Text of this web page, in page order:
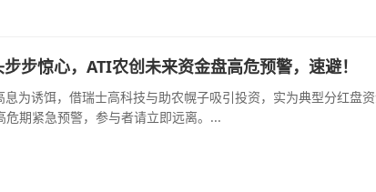
步惊心，ATI农创未来资金盘高危预警，速避！
为诱饵，借瑞士高科技与助农幌子吸引投资，实为典型分红盘
危期紧急预警，参与者请立即远离。...